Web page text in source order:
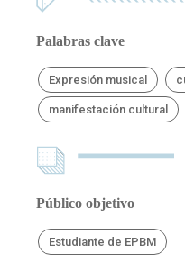
Palabras clave
Expresión musical
manifestación cultural
Público objetivo
Estudiante de EPBM